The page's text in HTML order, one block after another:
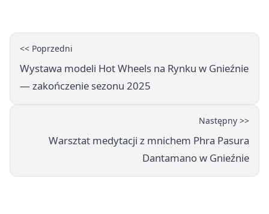
<< Poprzedni
Wystawa modeli Hot Wheels na Rynku w Gnieźnie
— zakończenie sezonu 2025
Następny >>
Warsztat medytacji z mnichem Phra Pasura
Dantamano w Gnieźnie